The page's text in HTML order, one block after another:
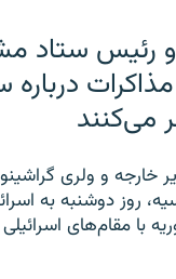
و رئیس‌ ستاد
درباره
می‌کنند
خارجه و ولری
روز دوشنبه به
با مقام‌های